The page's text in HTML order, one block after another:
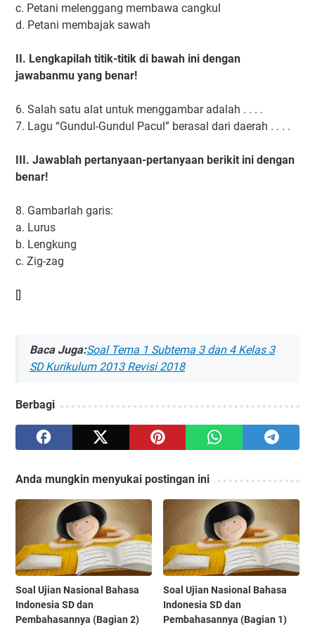
c. Petani melenggang membawa cangkul
d. Petani membajak sawah
II. Lengkapilah titik-titik di bawah ini dengan
jawabanmu yang benar!
6. Salah satu alat untuk menggambar adalah . . . .
7. Lagu “Gundul-Gundul Pacul” berasal dari daerah . . . .
III. Jawablah pertanyaan-pertanyaan berikit ini dengan
benar!
8. Gambarlah garis:
a. Lurus
b. Lengkung
c. Zig-zag
[]
Baca Juga:Soal Tema 1 Subtema 3 dan 4 Kelas 3
SD Kurikulum 2013 Revisi 2018
Berbagi
Anda mungkin menyukai postingan ini
Soal Ujian Nasional Bahasa
Indonesia SD dan
Pembahasannya (Bagian 2)
Soal Ujian Nasional Bahasa
Indonesia SD dan
Pembahasannya (Bagian 1)